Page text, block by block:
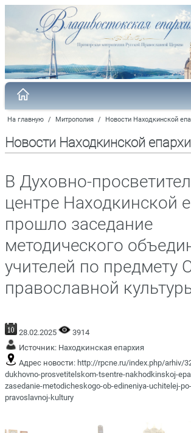
На главную / Митрополия / Новости Находкинской
Новости Находкинской
В Духовно-
центре Находкинской
прошло заседание
методического
учителей по предмету
православной
28.02.2025
3914
Источник: Находкинская епархия
Адрес новости: http://rpcne.ru/index.php/arhiv/
dukhovno-prosvetitelskom-tsentre-nakhodkinskoj-
zasedanie-metodicheskogo-ob-edineniya-uchitelej-
pravoslavnoj-kultury